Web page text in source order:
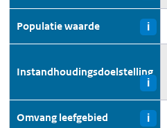
Populatie waarde i
Instandhoudingsdoelstelling
i
Omvang leefgebied i